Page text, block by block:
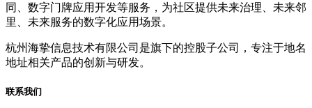
同、数字门牌应用开发等服务，为社区提供未来治理、未来邻
里、未来服务的数字化应用场景。
杭州海挚信息技术有限公司是旗下的控股子公司，专注于地名
地址相关产品的创新与研发。
联系我们